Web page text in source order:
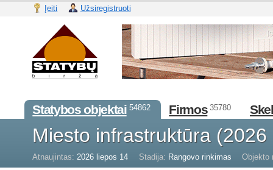
Įeiti Užsiregistruoti
Statybos objektai 54862 Firmos 35780
Miesto infrastruktūra
Atnaujintas: 2026 liepos 14 Stadija: Rangovo rinkimas Objekto